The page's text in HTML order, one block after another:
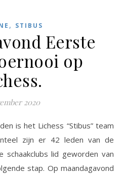
, STIBUS
Eerste
op
2020
is het Lichess “Stibus” team
zijn er 42 leden van de
schaakclubs lid geworden van
stap. Op maandagavond